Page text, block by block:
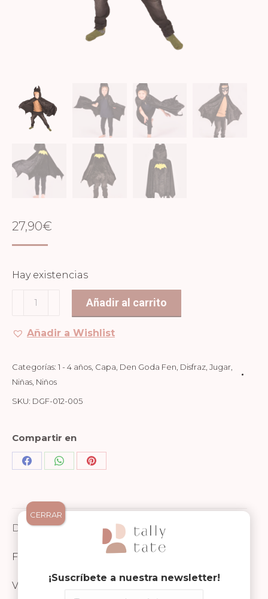
27,90€
Hay existencias
CAPA
cantidad
Añadir al carrito
Añadir a Wishlist
Categorías: 1 - 4 años Capa Den Goda Fen Disfraz Jugar
Niñas Niños
SKU: DGF-012-005
Compartir en
Share
Facebook
Share
WhatsApp
Share
Descripción
FICHA TÉCNICA Y SEGURIDAD
Valoraciones (0)
¡Suscríbete a nuestra newsletter!
CERRAR